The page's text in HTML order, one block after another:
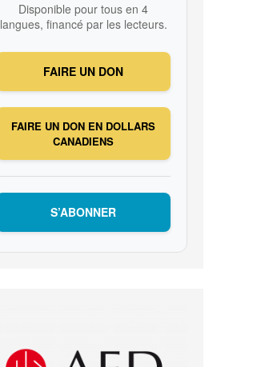
Disponible pour tous en 4
langues, financé par les lecteurs.
FAIRE UN DON
FAIRE UN DON EN DOLLARS
CANADIENS
S’ABONNER